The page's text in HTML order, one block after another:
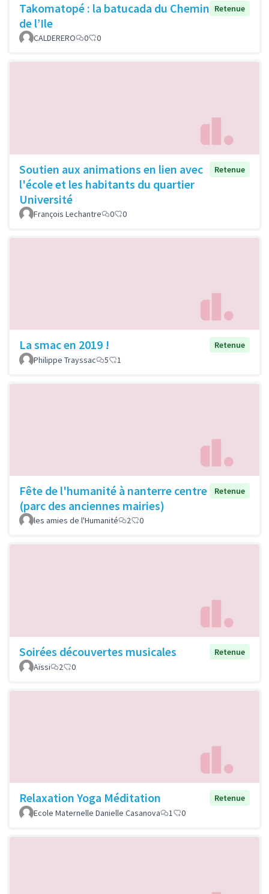
Takomatopé : la batucada du Chemin
de l’Ile
Retenue
CALDERERO 0 0
Soutien aux animations en lien avec
l'école et les habitants du quartier
Université
Retenue
François Lechantre 0 0
La smac en 2019 !
Retenue
Philippe Trayssac
5 1
Fête de l'humanité à nanterre centre
(parc des anciennes mairies)
Retenue
les amies de l'Humanité 2 0
Soirées découvertes musicales
Retenue
Aïssi
2 0
Relaxation Yoga Méditation
Retenue
Ecole Maternelle Danielle Casanova
1 0